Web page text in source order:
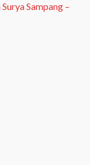
Sampang –